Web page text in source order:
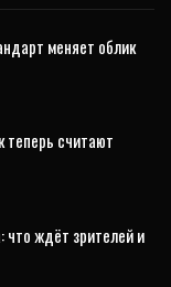
меняет облик
теперь считают
что ждёт зрителей и